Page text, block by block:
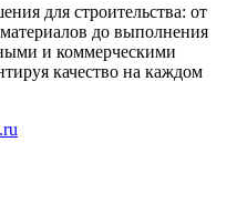
для строительства: от
до выполнения
и коммерческими
качество на каждом